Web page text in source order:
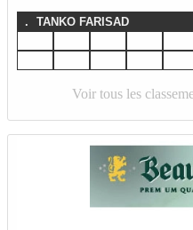
. TANKO FARISAD
Voir tous les